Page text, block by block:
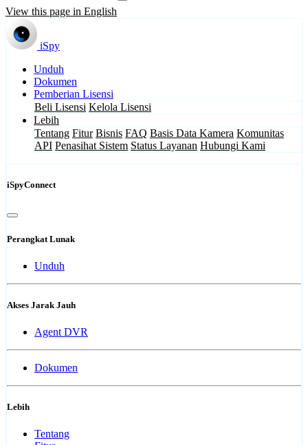
View this page in English
iSpy
Unduh
Dokumen
Pemberian Lisensi
Beli Lisensi Kelola Lisensi
Lebih
Tentang Fitur Bisnis FAQ Basis Data Kamera Komunitas
API Penasihat Sistem Status Layanan Hubungi Kami
iSpyConnect
Perangkat Lunak
Unduh
Akses Jarak Jauh
Agent DVR
Dokumen
Lebih
Tentang